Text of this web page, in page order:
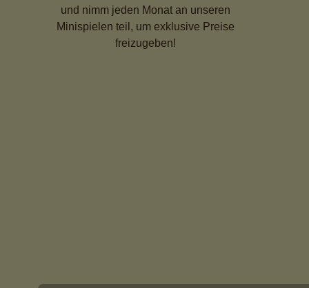
und nimm jeden Monat an unseren
Minispielen teil, um exklusive Preise
freizugeben!